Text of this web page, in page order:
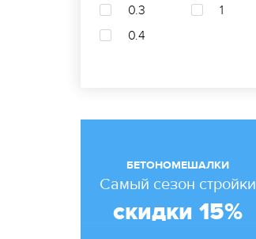
0.3
0.4
1
БЕТОНОМЕШАЛКИ
Самый сезон стройки
скидки 15%